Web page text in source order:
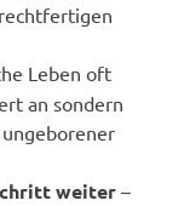
Leben oft
an sondern
weiter –